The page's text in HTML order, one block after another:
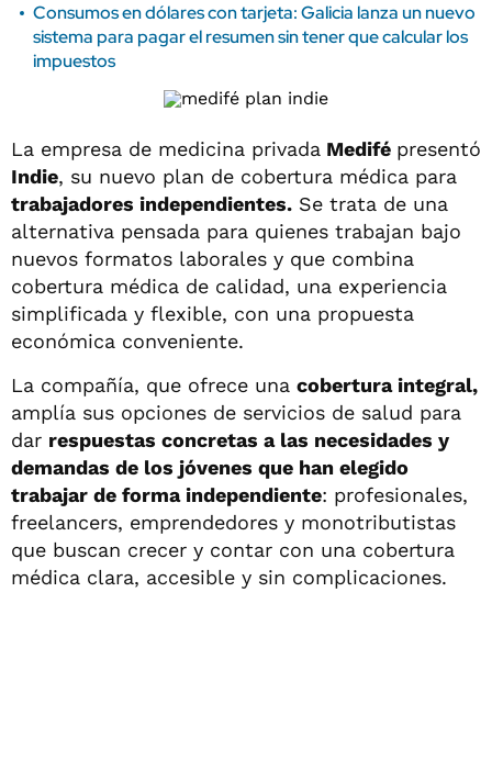
Consumos en dólares con tarjeta: Galicia lanza un nuevo
sistema para pagar el resumen sin tener que calcular los
impuestos
La empresa de medicina privada Medifé presentó
Indie, su nuevo plan de cobertura médica para
trabajadores independientes. Se trata de una
alternativa pensada para quienes trabajan bajo
nuevos formatos laborales y que combina
cobertura médica de calidad, una experiencia
simplificada y flexible, con una propuesta
económica conveniente.
La compañía, que ofrece una cobertura integral,
amplía sus opciones de servicios de salud para
dar respuestas concretas a las necesidades y
demandas de los jóvenes que han elegido
trabajar de forma independiente: profesionales,
freelancers, emprendedores y monotributistas
que buscan crecer y contar con una cobertura
médica clara, accesible y sin complicaciones.